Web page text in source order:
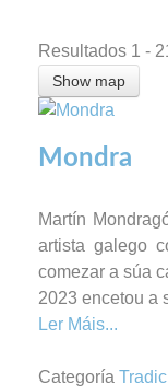
Resultados 1 -
Show map
Mondra
Martín
artista galego
comezar a súa
2023 encetou a
Ler Máis...
Categoría